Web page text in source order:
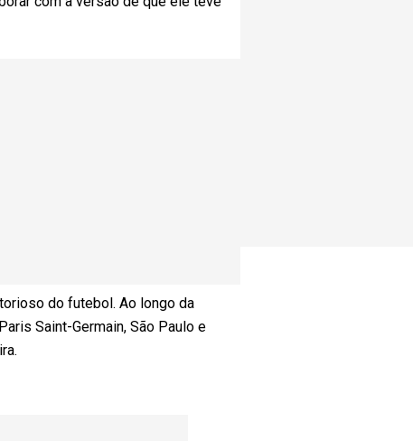
do futebol. Ao longo da
Saint-Germain, São Paulo e